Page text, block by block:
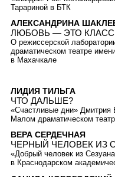
Тарариной в БТК
АЛЕКСАНДРИНА
ЛЮБОВЬ — ЭТО
О режиссерской
драматическом театре
в Махачкале
ЛИДИЯ ТИЛЬГА
ЧТО ДАЛЬШЕ?
«Счастливые дни» Дмитрия
Малом драматическом
ВЕРА СЕРДЕЧНАЯ
ЧЕРНЫЙ ЧЕЛОВЕК ИЗ
«Добрый человек из
в Краснодарском